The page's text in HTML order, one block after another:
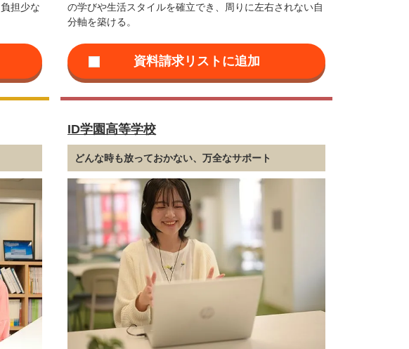
担少な
の学びや生活スタイルを確立でき、周りに左右されない自
分軸を築ける。
ID学園高等学校
どんな時も放っておかない、万全なサポート